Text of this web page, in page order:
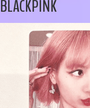
BLACKPINK